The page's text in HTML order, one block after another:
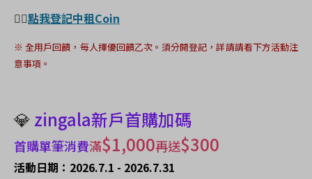
👉🏻點我登記中租Coin
※ 全用戶回饋，每人擇優回饋乙次。須分開登記，詳請請看下方活動注
意事項。
💎 zingala新戶首購加碼
首購單筆消費滿$1,000再送$300
活動日期：2026.7.1 - 2026.7.31